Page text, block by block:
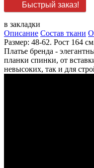
Быстрый заказ!
в закладки
Описание Состав ткани
Размер: 48-62. Poст 164
Платье бренда -
планки спинки, от
невысоких, так и для